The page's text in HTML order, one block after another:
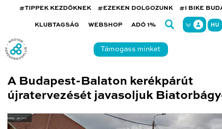
#TIPPEK KEZDŐKNEK #EZEKEN DOLGOZUNK #I BIKE
KLUBTAGSÁG WEBSHOP ADÓ 1% HU
Támogass minket
A Budapest-Balaton kerékpárút
újratervezését javasoljuk